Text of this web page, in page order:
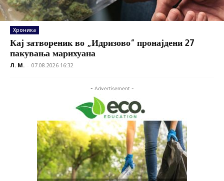
Хроника
Кај затвореник во „Идризово“ пронајдени 27
пакувања марихуана
Л. М. - 07.08.2026 16:32
- Advertisement -